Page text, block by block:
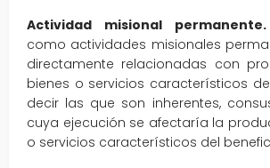
Actividad misional permanente.
como actividades misionales
directamente relacionadas con
bienes o servicios característicos
decir las que son inherentes,
cuya ejecución se afectaría la
o servicios característicos del